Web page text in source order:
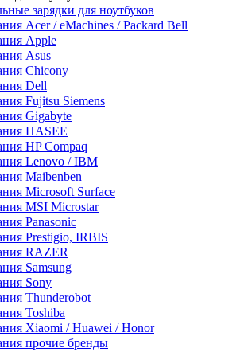
зарядки для ноутбуков
Acer / eMachines / Packard Bell
Apple
Asus
Chicony
Dell
Fujitsu Siemens
Gigabyte
HASEE
HP Compaq
Lenovo / IBM
Maibenben
Microsoft Surface
MSI Microstar
Panasonic
Prestigio, IRBIS
RAZER
Samsung
Sony
Thunderobot
Toshiba
Xiaomi / Huawei / Honor
прочие бренды